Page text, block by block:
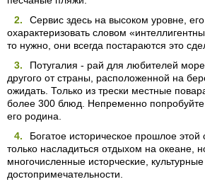
Сервис здесь на высоком уровне,
охарактеризовать словом
то нужно, они всегда постараются это
Потугалия - рай для любителей
другого от страны, расположенной на
ожидать. Только из трески местные
более 300 блюд. Непременно попробуйте
его родина.
Богатое историческое прошлое этой
только насладиться отдыхом на океане,
многочисленные исторческие,
достопримечательности.